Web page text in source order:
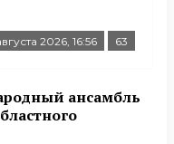
2026, 16:56 63
ансамбль